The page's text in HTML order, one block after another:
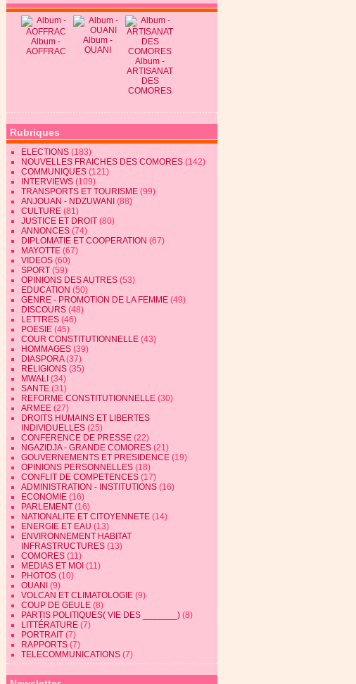
Album -
AOFFRAC
Album -
OUANI
Album -
ARTISANAT
DES
COMORES
Rubriques
ELECTIONS (183)
NOUVELLES FRAICHES DES COMORES (142)
COMMUNIQUES (121)
INTERVIEWS (109)
TRANSPORTS ET TOURISME (99)
ANJOUAN - NDZUWANI (88)
CULTURE (81)
JUSTICE ET DROIT (80)
ANNONCES (74)
DIPLOMATIE ET COOPERATION (67)
MAYOTTE (67)
VIDEOS (60)
SPORT (59)
OPINIONS DES AUTRES (53)
EDUCATION (50)
GENRE - PROMOTION DE LA FEMME (49)
DISCOURS (48)
LETTRES (46)
POESIE (45)
COUR CONSTITUTIONNELLE (43)
HOMMAGES (39)
DIASPORA(37)
RELIGIONS (35)
MWALI (34)
SANTE (31)
REFORME CONSTITUTIONNELLE (30)
ARMEE (27)
DROITS HUMAINS ET LIBERTES
INDIVIDUELLES (25)
CONFERENCE DE PRESSE (22)
NGAZIDJA - GRANDE COMORES (21)
GOUVERNEMENTS ET PRESIDENCE (19)
OPINIONS PERSONNELLES (18)
CONFLIT DE COMPETENCES (17)
ADMINISTRATION - INSTITUTIONS (16)
ECONOMIE (16)
PARLEMENT (16)
NATIONALITE ET CITOYENNETE (14)
ENERGIE ET EAU (13)
ENVIRONNEMENT HABITAT
INFRASTRUCTURES (13)
COMORES (11)
MEDIAS ET MOI (11)
PHOTOS (10)
OUANI (9)
VOLCAN ET CLIMATOLOGIE (9)
COUP DE GEULE (8)
PARTIS POLITIQUES( VIE DES _______) (8)
LITTÉRATURE (7)
PORTRAIT (7)
RAPPORTS (7)
TELECOMMUNICATIONS (7)